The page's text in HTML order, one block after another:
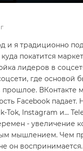
и я традиционно
покатится
лидеров в
где основой
прошлое. ВКонтакте
Facebook падает.
Tok, Instagram и...
- увеличение
мышлением. Чем
он